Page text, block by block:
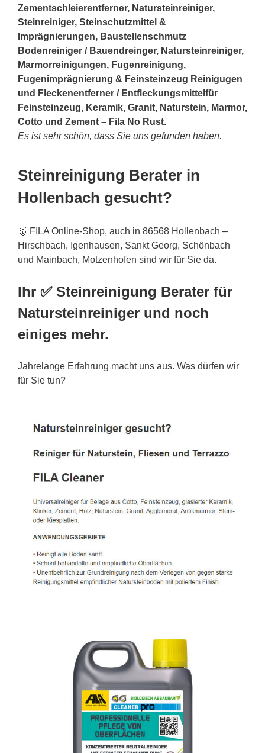
Zementschleierentferner, Natursteinreiniger,
Steinreiniger, Steinschutzmittel &
Imprägnierungen, Baustellenschmutz
Bodenreiniger / Bauendreinger, Natursteinreiniger,
Marmorreinigungen, Fugenreinigung,
Fugenimprägnierung & Feinsteinzeug Reinigugen
und Fleckenentferner / Entfleckungsmittelfür
Feinsteinzeug, Keramik, Granit, Naturstein, Marmor,
Cotto und Zement – Fila No Rust.
Es ist sehr schön, dass Sie uns gefunden haben.
Steinreinigung Berater in
Hollenbach gesucht?
🥇 FILA Online-Shop, auch in 86568 Hollenbach –
Hirschbach, Igenhausen, Sankt Georg, Schönbach
und Mainbach, Motzenhofen sind wir für Sie da.
Ihr ✅ Steinreinigung Berater für
Natursteinreiniger und noch
einiges mehr.
Jahrelange Erfahrung macht uns aus. Was dürfen wir
für Sie tun?